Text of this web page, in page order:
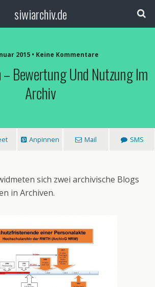
siwiarchiv.de
2015 • Keine Kommentare
– Bewertung Und Nutzung Im
Archiv
Anpinnen Mail SMS
sich zwei archivische Blogs
in Archiven.